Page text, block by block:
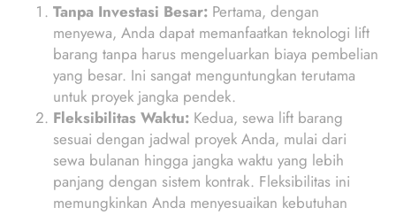
Tanpa Investasi Besar: Pertama, dengan
menyewa, Anda dapat memanfaatkan teknologi lift
barang tanpa harus mengeluarkan biaya pembelian
yang besar. Ini sangat menguntungkan terutama
untuk proyek jangka pendek.
Fleksibilitas Waktu: Kedua, sewa lift barang
sesuai dengan jadwal proyek Anda, mulai dari
sewa bulanan hingga jangka waktu yang lebih
panjang dengan sistem kontrak. Fleksibilitas ini
memungkinkan Anda menyesuaikan kebutuhan